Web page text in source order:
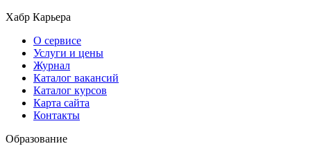
Хабр Карьера
О сервисе
Услуги и цены
Журнал
Каталог вакансий
Каталог курсов
Карта сайта
Контакты
Образование